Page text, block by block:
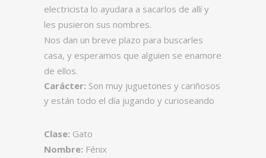
electricista lo ayudara a sacarlos de allí y
les pusieron sus nombres.
Nos dan un breve plazo para buscarles
casa, y esperamos que alguien se enamore
de ellos.
Carácter: Son muy juguetones y cariñosos
y están todo el día jugando y curioseando
Clase: Gato
Nombre: Fénix